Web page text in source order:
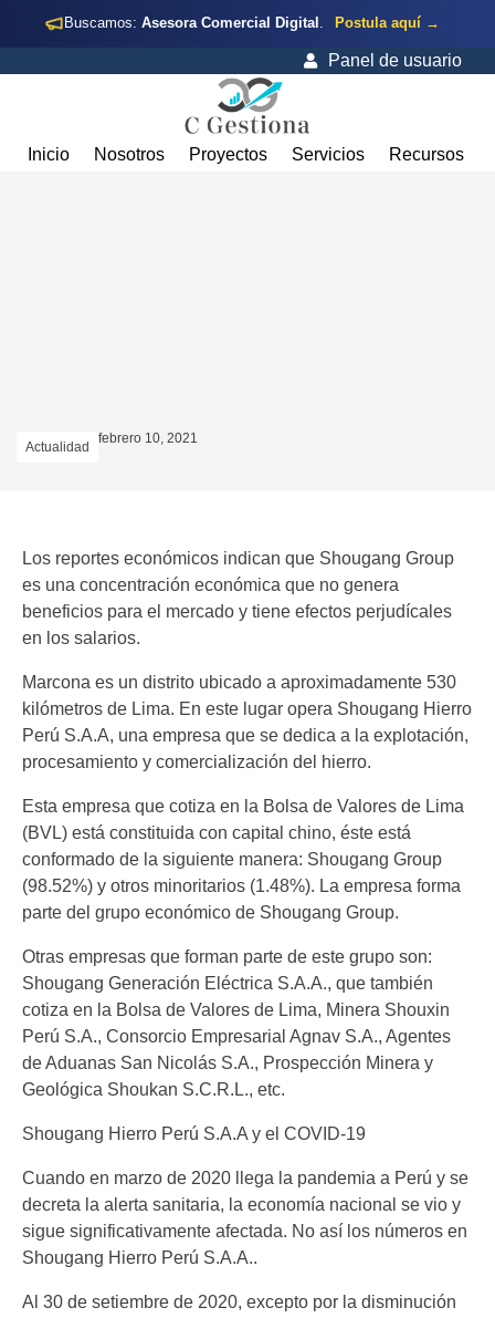
Buscamos: Asesora Comercial Digital . Postula aquí →
Panel de usuario
Inicio Nosotros Proyectos Servicios Recursos
Actualidad
febrero 10, 2021
Los reportes económicos indican que Shougang Group
es una concentración económica que no genera
beneficios para el mercado y tiene efectos perjudícales
en los salarios.
Marcona es un distrito ubicado a aproximadamente 530
kilómetros de Lima. En este lugar opera Shougang Hierro
Perú S.A.A, una empresa que se dedica a la explotación,
procesamiento y comercialización del hierro.
Esta empresa que cotiza en la Bolsa de Valores de Lima
(BVL) está constituida con capital chino, éste está
conformado de la siguiente manera: Shougang Group
(98.52%) y otros minoritarios (1.48%). La empresa forma
parte del grupo económico de Shougang Group.
Otras empresas que forman parte de este grupo son:
Shougang Generación Eléctrica S.A.A., que también
cotiza en la Bolsa de Valores de Lima, Minera Shouxin
Perú S.A., Consorcio Empresarial Agnav S.A., Agentes
de Aduanas San Nicolás S.A., Prospección Minera y
Geológica Shoukan S.C.R.L., etc.
Shougang Hierro Perú S.A.A y el COVID-19
Cuando en marzo de 2020 llega la pandemia a Perú y se
decreta la alerta sanitaria, la economía nacional se vio y
sigue significativamente afectada. No así los números en
Shougang Hierro Perú S.A.A..
Al 30 de setiembre de 2020, excepto por la disminución